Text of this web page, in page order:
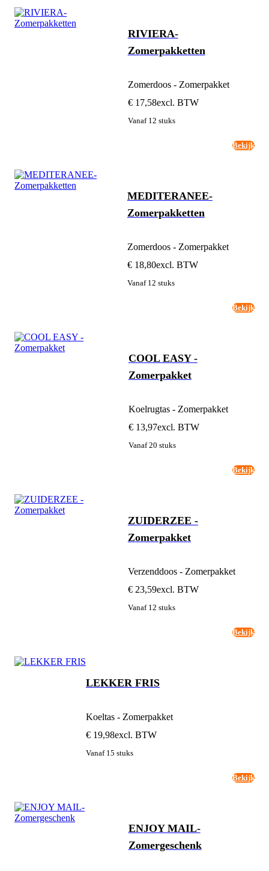
RIVIERA-
Zomerpakketten
Zomerdoos - Zomerpakket
€ 17,58excl. BTW
Vanaf 12 stuks
Bekijk
MEDITERANEE-
Zomerpakketten
Zomerdoos - Zomerpakket
€ 18,80excl. BTW
Vanaf 12 stuks
Bekijk
COOL EASY -
Zomerpakket
Koelrugtas - Zomerpakket
€ 13,97excl. BTW
Vanaf 20 stuks
Bekijk
ZUIDERZEE -
Zomerpakket
Verzenddoos - Zomerpakket
€ 23,59excl. BTW
Vanaf 12 stuks
Bekijk
LEKKER FRIS
Koeltas - Zomerpakket
€ 19,98excl. BTW
Vanaf 15 stuks
Bekijk
ENJOY MAIL-
Zomergeschenk